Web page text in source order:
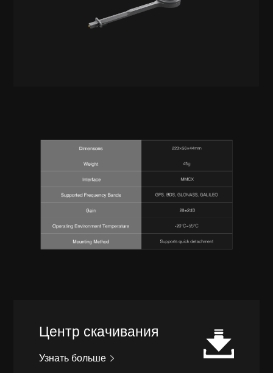
Центр скачивания
Узнать больше